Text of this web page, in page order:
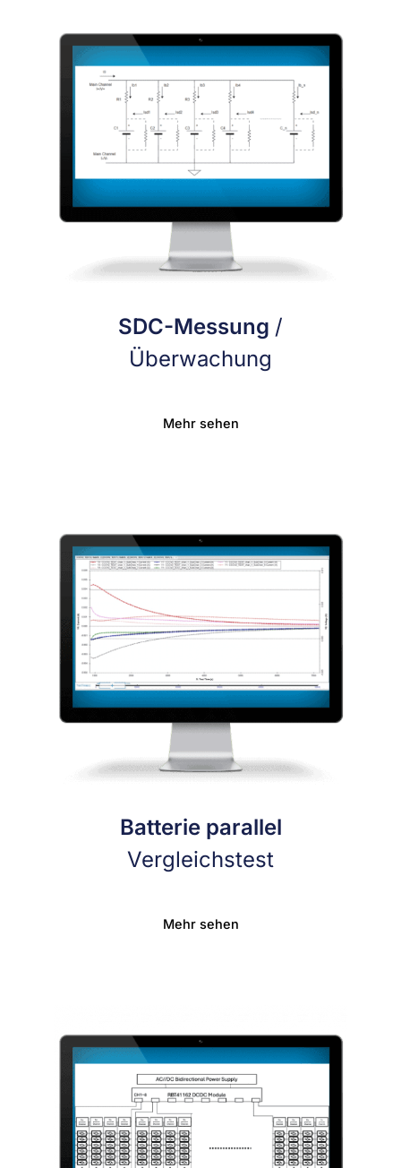
SDC-Messung /
Überwachung
Mehr sehen
Batterie parallel
Vergleichstest
Mehr sehen